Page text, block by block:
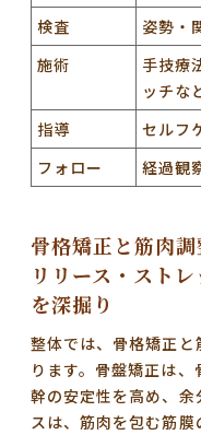
検査
姿勢・
施術
手技療
ッチな
指導
セルフ
フォロー
経過観
骨格矯正と筋肉
リリース・スト
を深掘り
整体では、 骨格矯正と
ります。骨盤矯正は
幹の安定性を高め、
スは、筋肉を包む筋